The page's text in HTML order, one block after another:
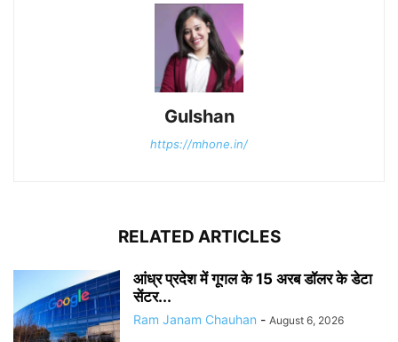
Gulshan
https://mhone.in/
RELATED ARTICLES
आंध्र प्रदेश में गूगल के 15 अरब डॉलर के डेटा
सेंटर...
Ram Janam Chauhan - August 6, 2026